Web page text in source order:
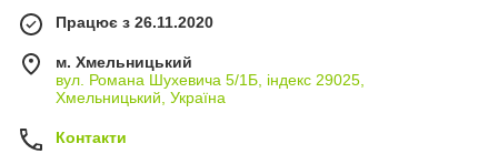
Працює з 26.11.2020
м. Хмельницький
вул. Романа Шухевича 5/1Б, індекс 29025,
Хмельницький, Україна
Контакти